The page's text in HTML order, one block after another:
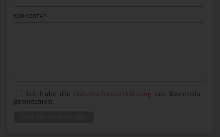
KOMMENTAR
Ich habe die Datenschutzerklärung zur Kenntnis
genommen.